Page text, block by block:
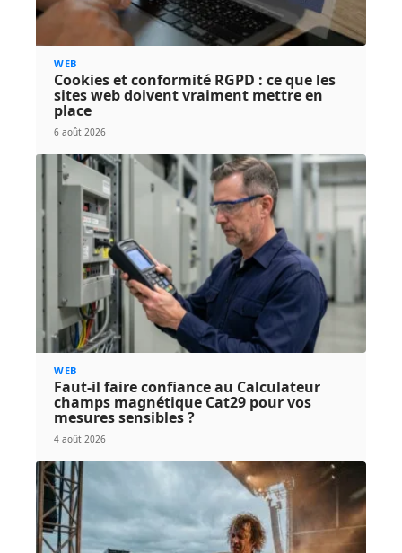
WEB
Cookies et conformité RGPD : ce que les
sites web doivent vraiment mettre en
place
6 août 2026
WEB
Faut-il faire confiance au Calculateur
champs magnétique Cat29 pour vos
mesures sensibles ?
4 août 2026